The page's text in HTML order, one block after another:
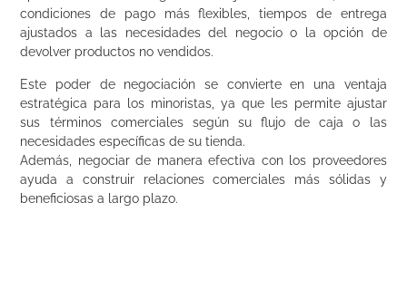
condiciones de pago más flexibles, tiempos de entrega
ajustados a las necesidades del negocio o la opción de
devolver productos no vendidos.
Este poder de negociación se convierte en una ventaja
estratégica para los minoristas, ya que les permite ajustar
sus términos comerciales según su flujo de caja o las
necesidades específicas de su tienda.
Además, negociar de manera efectiva con los proveedores
ayuda a construir relaciones comerciales más sólidas y
beneficiosas a largo plazo.